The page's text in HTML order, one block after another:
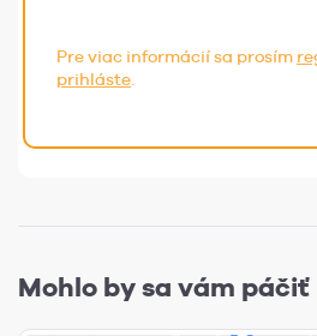
Pre viac informácií sa prosím
prihláste
Mohlo by sa vám páčiť